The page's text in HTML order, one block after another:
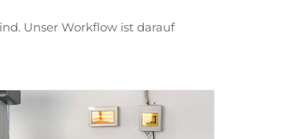
Unser Workflow ist darauf